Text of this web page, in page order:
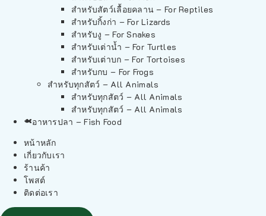
สำหรับสัตว์เลื้อยคลาน – For Reptiles
สำหรับกิ้งก่า – For Lizards
สำหรับงู – For Snakes
สำหรับเต่าน้ำ – For Turtles
สำหรับเต่าบก – For Tortoises
สำหรับกบ – For Frogs
สำหรับทุกสัตว์ – All Animals
สำหรับทุกสัตว์ – All Animals
สำหรับทุกสัตว์ – All Animals
อาหารปลา – Fish Food
หน้าหลัก
เกี่ยวกับเรา
ร้านค้า
โพสต์
ติดต่อเรา